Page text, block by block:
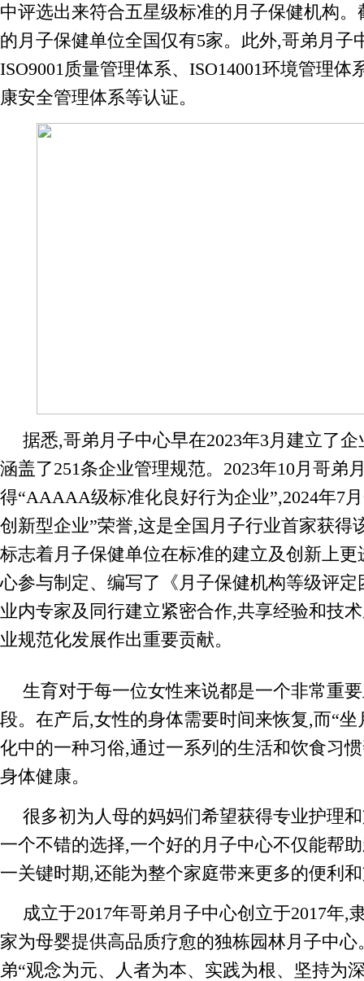
中评选出来符合五星级标准的月子保健机构
的月子保健单位全国仅有5家。此外,哥弟月子
ISO9001质量管理体系、ISO14001环境管理体
康安全管理体系等认证。
据悉,哥弟月子中心早在2023年3月建立了
涵盖了251条企业管理规范。2023年10月哥弟
得“AAAAA级标准化良好行为企业”,2024年7
创新型企业”荣誉,这是全国月子行业首家获得
标志着月子保健单位在标准的建立及创新上
心参与制定、编写了《月子保健机构等级评
业内专家及同行建立紧密合作,共享经验和技
业规范化发展作出重要贡献。
生育对于每一位女性来说都是一个非常重
段。在产后,女性的身体需要时间来恢复,而“坐
化中的一种习俗,通过一系列的生活和饮食习
身体健康。
很多初为人母的妈妈们希望获得专业护理
一个不错的选择,一个好的月子中心不仅能帮
一关键时期,还能为整个家庭带来更多的便利
成立于2017年哥弟月子中心创立于2017年,
家为母婴提供高品质疗愈的独栋园林月子中
弟“观念为元、人者为本、实践为根、坚持为